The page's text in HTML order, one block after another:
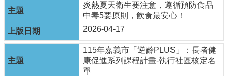
附
屬
單
位
公
炎熱夏天衛生要注意，遵循預防食品
中毒5要原則，飲食最安心！
2026-04-17
115年嘉義市「逆齡PLUS」：長者健
康促進系列課程計畫-執行社區核定名
單